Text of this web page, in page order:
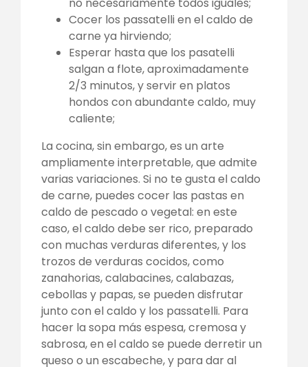
Cocer los passatelli en el caldo de
carne ya hirviendo;
Esperar hasta que los pasatelli
salgan a flote, aproximadamente
2/3 minutos, y servir en platos
hondos con abundante caldo, muy
caliente;
La cocina, sin embargo, es un arte
ampliamente interpretable, que admite
varias variaciones. Si no te gusta el caldo
de carne, puedes cocer las pastas en
caldo de pescado o vegetal: en este
caso, el caldo debe ser rico, preparado
con muchas verduras diferentes, y los
trozos de verduras cocidos, como
zanahorias, calabacines, calabazas,
cebollas y papas, se pueden disfrutar
junto con el caldo y los passatelli. Para
hacer la sopa más espesa, cremosa y
sabrosa, en el caldo se puede derretir un
queso o un escabeche, y para dar al